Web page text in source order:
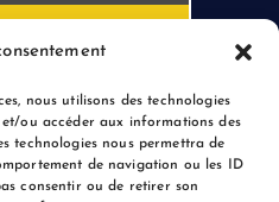
nous utilisons des technologies
ou accéder aux informations des
technologies nous permettra de
de navigation ou les ID
consentir ou de retirer son